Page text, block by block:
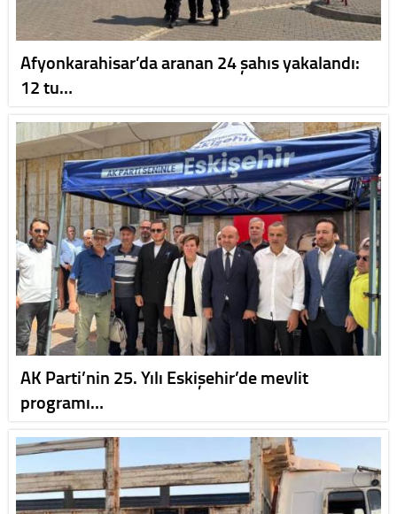
Afyonkarahisar’da aranan 24 şahıs yakalandı:
12 tu…
AK Parti’nin 25. Yılı Eskişehir’de mevlit
programı…